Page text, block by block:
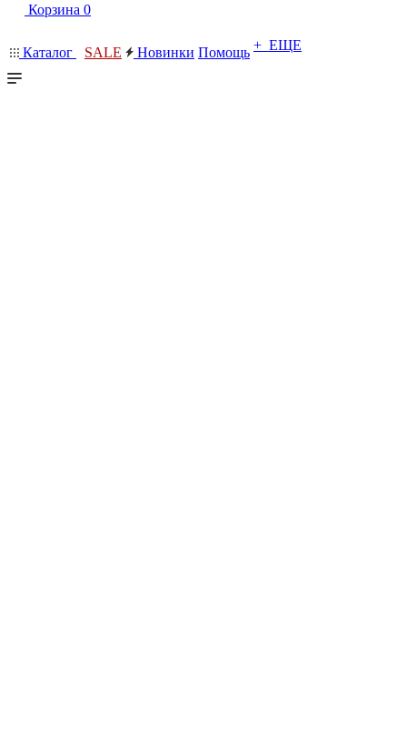
Корзина 0
Каталог SALE Новинки Помощь + ЕЩЕ